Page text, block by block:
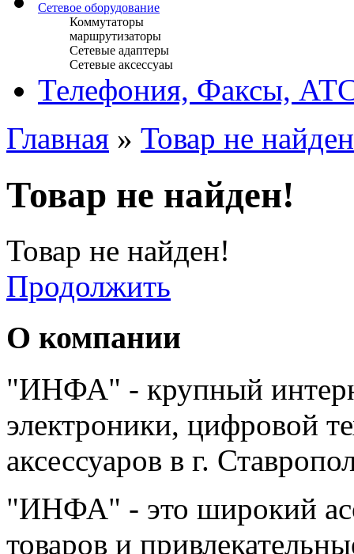
Сетевое оборудование
Коммутаторы
маршрутизаторы
Сетевые адаптеры
Сетевые аксессуаы
Телефония, Факсы,
Главная » Товар не
Товар не найден!
Товар не найден!
Продолжить
О компании
"ИНФА" - крупный
электроники, цифровой
аксессуаров в г.
"ИНФА" - это широкий
товаров и